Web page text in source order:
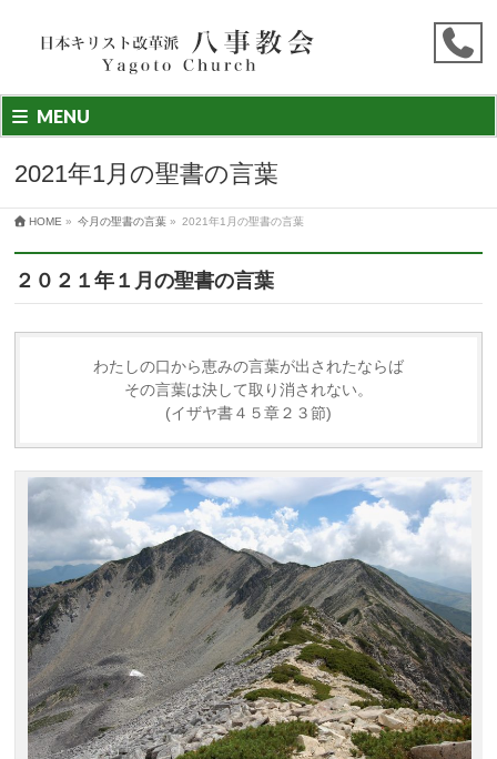
MENU
2021年1月の聖書の言葉
HOME » 今月の聖書の言葉 » 2021年1月の聖書の言葉
２０２１年１月の聖書の言葉
わたしの口から恵みの言葉が出されたならば
その言葉は決して取り消されない。
(イザヤ書４５章２３節)